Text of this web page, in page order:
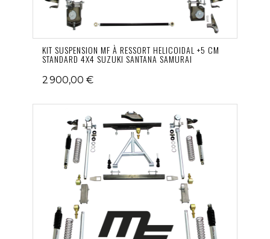
KIT SUSPENSION MF À RESSORT HELICOIDAL +5 CM
STANDARD 4X4 SUZUKI SANTANA SAMURAI
2 900,00 €